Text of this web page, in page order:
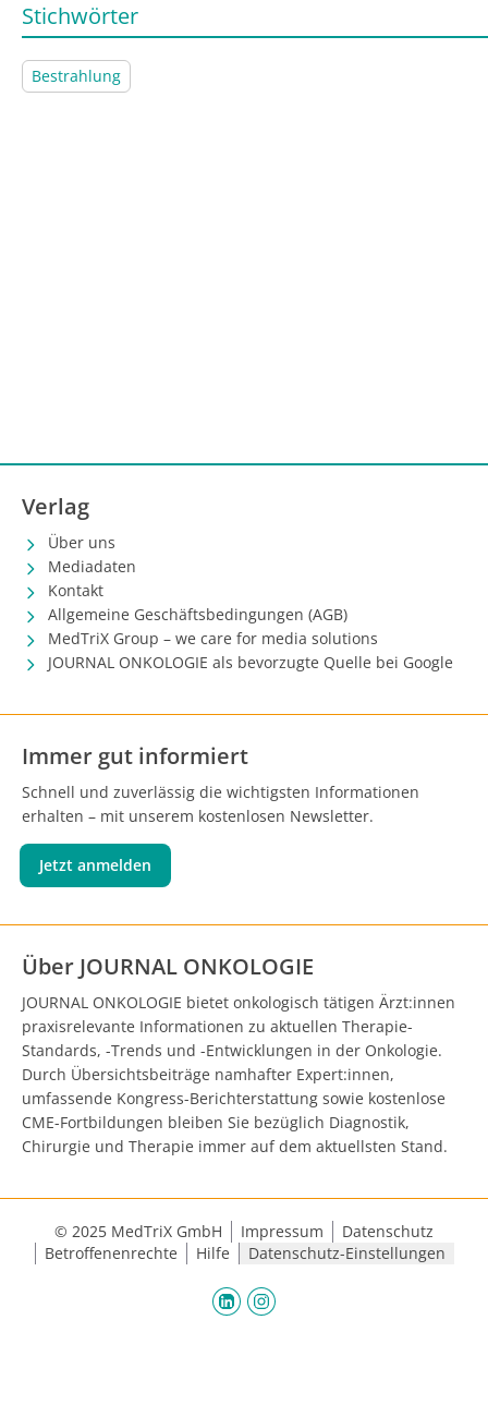
Stichwörter
Bestrahlung
Verlag
Über uns
Mediadaten
Kontakt
Allgemeine Geschäftsbedingungen (AGB)
MedTriX Group – we care for media solutions
JOURNAL ONKOLOGIE als bevorzugte Quelle bei Google
Immer gut informiert
Schnell und zuverlässig die wichtigsten Informationen
erhalten – mit unserem kostenlosen Newsletter.
Jetzt anmelden
Über JOURNAL ONKOLOGIE
JOURNAL ONKOLOGIE bietet onkologisch tätigen Ärzt:innen
praxisrelevante Informationen zu aktuellen Therapie-
Standards, -Trends und -Entwicklungen in der Onkologie.
Durch Übersichtsbeiträge namhafter Expert:innen,
umfassende Kongress-Berichterstattung sowie kostenlose
CME-Fortbildungen bleiben Sie bezüglich Diagnostik,
Chirurgie und Therapie immer auf dem aktuellsten Stand.
© 2025 MedTriX GmbH Impressum
Datenschutz
Betroffenenrechte
Hilfe Datenschutz-Einstellungen